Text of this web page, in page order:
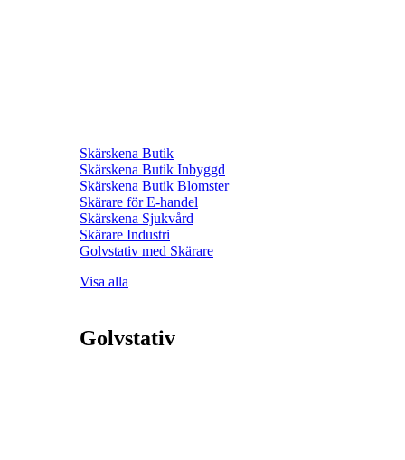
Skärskena Butik
Skärskena Butik Inbyggd
Skärskena Butik Blomster
Skärare för E-handel
Skärskena Sjukvård
Skärare Industri
Golvstativ med Skärare
Visa alla
Golvstativ